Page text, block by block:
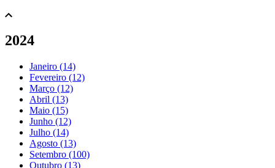
2024
Janeiro (14)
Fevereiro (12)
Março (12)
Abril (13)
Maio (15)
Junho (12)
Julho (14)
Agosto (13)
Setembro (100)
Outubro (13)